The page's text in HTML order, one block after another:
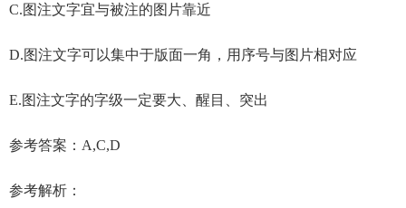
C.图注文字宜与被注的图片靠近
D.图注文字可以集中于版面一角，用序号与图片相对应
E.图注文字的字级一定要大、醒目、突出
参考答案：A,C,D
参考解析：